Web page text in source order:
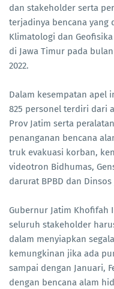
dan stakeholder serta
terjadinya bencana yang
Klimatologi dan
di Jawa Timur pada
2022.
Dalam kesempatan apel
825 personel terdiri dari
Prov Jatim serta
penanganan bencana
truk evakuasi korban,
videotron Bidhumas,
darurat BPBD dan
Gubernur Jatim Khofifah
seluruh stakeholder
dalam menyiapkan
kemungkinan jika ada
sampai dengan Januari,
dengan bencana alam